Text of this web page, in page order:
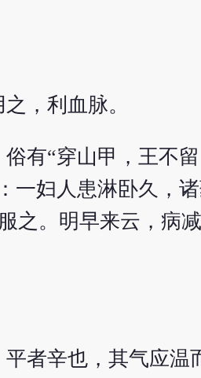
，利血脉。
有“穿山甲，王不
一妇人患淋卧久，
之。明早来云，病
者辛也，其气应温